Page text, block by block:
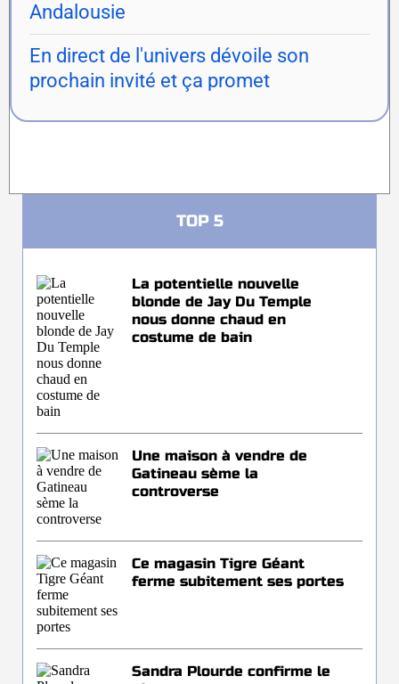
Andalousie
En direct de l'univers dévoile son
prochain invité et ça promet
TOP 5
La potentielle nouvelle
blonde de Jay Du Temple
nous donne chaud en
costume de bain
Une maison à vendre de
Gatineau sème la
controverse
Ce magasin Tigre Géant
ferme subitement ses portes
Sandra Plourde confirme le